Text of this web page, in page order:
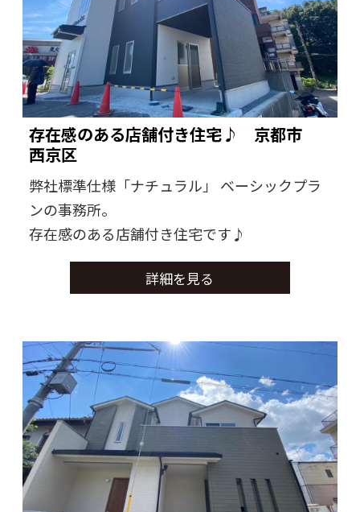
存在感のある店舗付き住宅♪ 京都市
西京区
弊社標準仕様「ナチュラル」 ベーシックプラ
ンの事務所。
存在感のある店舗付き住宅です♪
詳細を見る